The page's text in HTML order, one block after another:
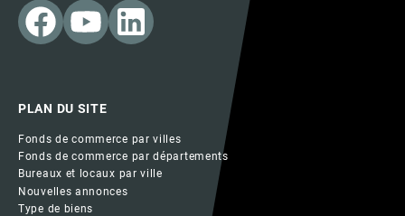
PLAN DU SITE
Fonds de commerce par villes
Fonds de commerce par départements
Bureaux et locaux par ville
Nouvelles annonces
Type de biens